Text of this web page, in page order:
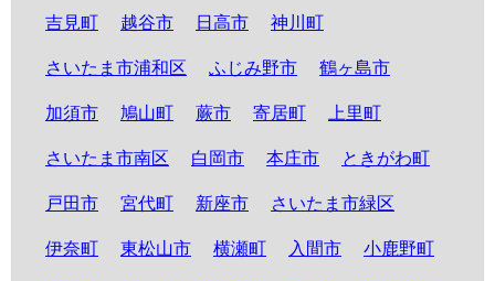
吉見町 越谷市 日高市 神川町
さいたま市浦和区 ふじみ野市 鶴ヶ島市
加須市 鳩山町 蕨市 寄居町 上里町
さいたま市南区 白岡市 本庄市 ときがわ町
戸田市 宮代町 新座市 さいたま市緑区
伊奈町 東松山市 横瀬町 入間市 小鹿野町